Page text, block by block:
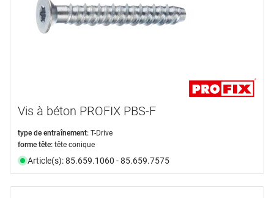
Vis à béton PROFIX PBS-F
type de entraînement: T-Drive
forme tête: tête conique
Article(s): 85.659.1060 - 85.659.7575